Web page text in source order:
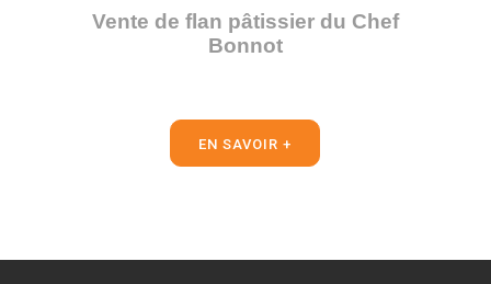
Vente de flan pâtissier du Chef
Bonnot
EN SAVOIR +